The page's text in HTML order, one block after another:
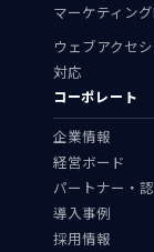
マーケティン
ウェブアクセ
対応
コーポレート
企業情報
経営ボード
パートナー・
導入事例
採用情報